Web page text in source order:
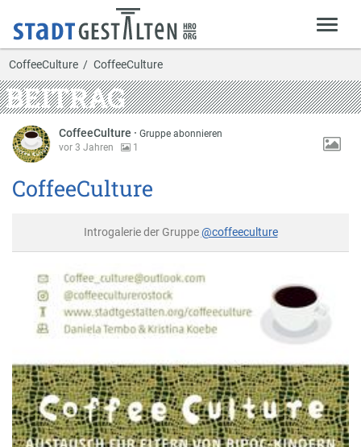
CoffeeCulture CoffeeCulture
BEITRAG
CoffeeCulture ·Gruppe abonnieren
vor 3 Jahren
1
CoffeeCulture
Introgalerie der Gruppe@coffeeculture